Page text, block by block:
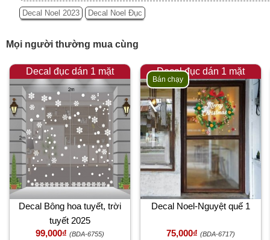
Decal Noel 2023 Decal Noel Đục
Mọi người thường mua cùng
Decal đục dán 1 mặt
Decal Bông hoa tuyết, trời
tuyết 2025
99,000₫ (BDA-6755)
Decal đục dán 1 mặt
Bán chạy
Decal Noel-Nguyệt quế 1
75,000₫ (BDA-6717)